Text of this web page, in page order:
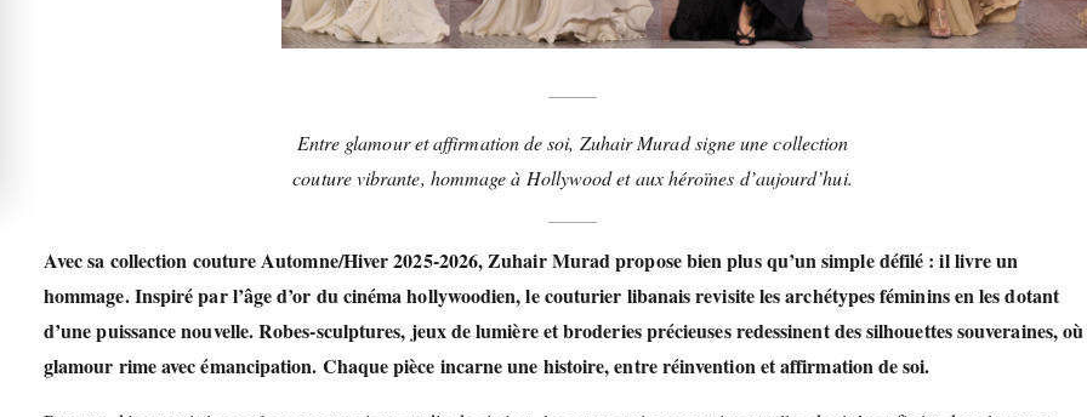
Entre glamour et affirmation de soi, Zuhair Murad signe une collection
couture vibrante, hommage à Hollywood et aux héroïnes d’aujourd’hui.
Avec sa collection couture Automne/Hiver 2025-2026,Zuhair Muradpropose bien plus qu’un simple défilé : il livre un
hommage. Inspiré par l’âge d’or du cinéma hollywoodien, le couturier libanais revisite les archétypes féminins en les dotant
d’une puissance nouvelle. Robes-sculptures, jeux de lumière et broderies précieuses redessinent des silhouettes souveraines, où
glamour rime avec émancipation. Chaque pièce incarne une histoire, entre réinvention et affirmation de soi.